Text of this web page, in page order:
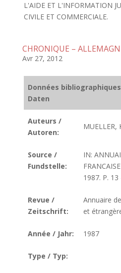
L'AIDE ET L'INFORMATION
CIVILE ET COMMERCIALE.
CHRONIQUE –
Avr 27, 2012
Données
Daten
Auteurs /
Autoren:
MUELLER,
Source /
Fundstelle:
IN:
1987. P. 13
Revue /
Zeitschrift:
Annuaire
et
Année / Jahr: 1987
Type / Typ: